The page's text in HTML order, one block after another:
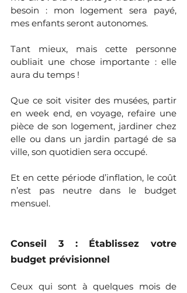
besoin : mon logement sera payé,
mes enfants seront autonomes.
Tant mieux, mais cette personne
oubliait une chose importante : elle
aura du temps !
Que ce soit visiter des musées, partir
en week end, en voyage, refaire une
pièce de son logement, jardiner chez
elle ou dans un jardin partagé de sa
ville, son quotidien sera occupé.
Et en cette période d’inflation, le coût
n’est pas neutre dans le budget
mensuel.
Conseil 3 : Établissez votre
budget prévisionnel
Ceux qui sont à quelques mois de